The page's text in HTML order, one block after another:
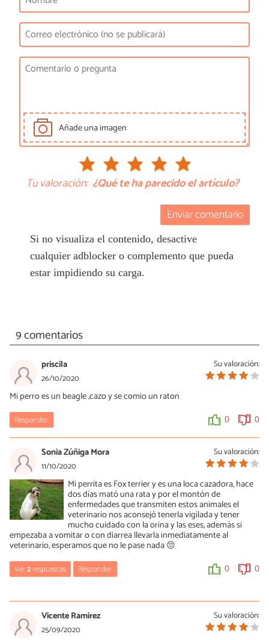
Añade una imagen
Tu valoración: ¿Qué te ha parecido el artículo?
Enviar comentario
Si no visualiza el contenido, desactive
cualquier adblocker o complemento que pueda
estar impidiendo su carga.
9 comentarios
Su valoración:
priscila
26/10/2020
Mi perro es un beagle ,cazo y se comio un raton
Responder 0 0
Su valoración:
Sonia Zúñiga Mora
11/10/2020
Mi perrita es Fox terrier y es una loca cazadora, hace
dos días mató una rata y por el montón de
enfermedades que transmiten estos animales el
veterinario nos aconsejó tenerla vigilada y tener
mucho cuidado con la orina y las eses, además si
empezaba a vomitar o con diarrea llevarla inmediatamente al
veterinario, esperamos que no le pase nada 😔
Ver2respuestas Responder 0 0
13/01/2021
Espero no le pase nada 🥺
Su valoración:
Vicente Ramirez
25/09/2020